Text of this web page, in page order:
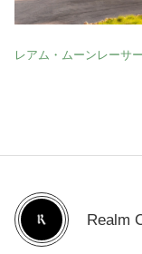
レアム・ムーンレーサ
Realm